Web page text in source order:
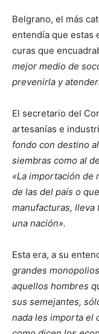
Belgrano, el más
entendía que estas
curas que
mejor medio de
prevenirla y
El secretario del
artesanías e
fondo con destino
siembras como al
«La importación de
de las del país o
manufacturas, lleva
una nación».
Esta era, a su
grandes
aquellos hombres
sus semejantes,
nada les importa el